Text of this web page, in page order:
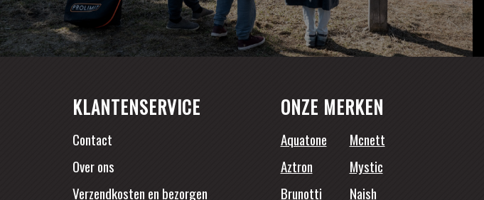
KLANTENSERVICE
Contact
Over ons
Verzendkosten en bezorgen
ONZE MERKEN
Aquatone
Mcnett
Aztron
Mystic
Brunotti
Naish